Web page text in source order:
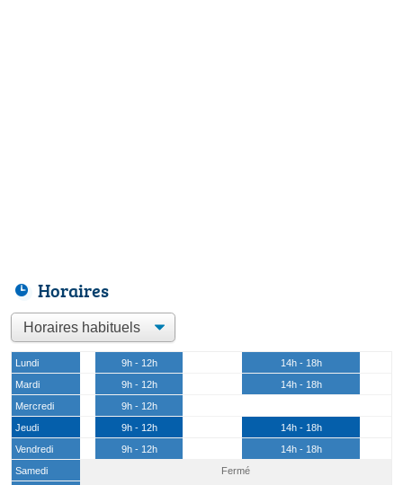
Horaires
Lundi 9h - 12h
14h - 18h
Mardi
9h - 12h
14h - 18h
Mercredi
9h - 12h
Jeudi
9h - 12h
14h - 18h
Vendredi
9h - 12h
14h - 18h
Samedi
Fermé